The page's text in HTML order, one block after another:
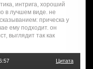
интрига, хороший
в лучшем виде. не
прическа у
ему подходит. он
выглядит так как
Цитата